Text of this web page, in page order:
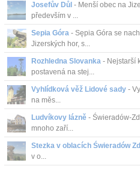
Josefův Důl - Menší obec na
především v ...
Sepia Góra - Sępia Góra se
Jizerských hor, s...
Rozhledna Slovanka - Nejstarší
postavená na stej...
Vyhlídková věž Lidové sady -
na měs...
Ludvíkovy lázně - Świeradów-
mnoho zaří...
Stezka v oblacích Świeradów
v o...